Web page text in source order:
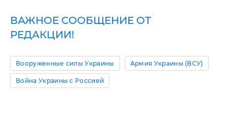
ВАЖНОЕ СООБЩЕНИЕ ОТ
РЕДАКЦИИ!
Вооруженные силы Украины Армия Украины (ВСУ)
Война Украины с Россией